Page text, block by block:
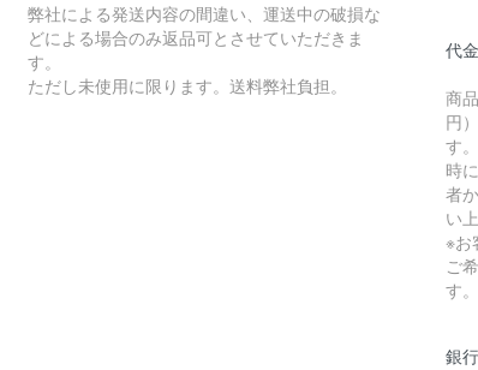
弊社による発送内容の間違い、運送中の破損な
どによる場合のみ返品可とさせていただきま
す。
ただし未使用に限ります。送料弊社負担。
代
商
円
す
時
者
い
※お
ご
す。
銀